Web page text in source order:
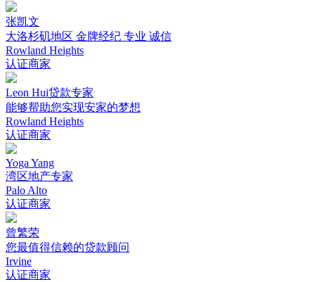
张凯文
大洛杉矶地区 金牌经纪 专业 诚信
Rowland Heights
认证商家
Leon Hui贷款专家
能够帮助您实现安家的梦想
Rowland Heights
认证商家
Yoga Yang
湾区地产专家
Palo Alto
认证商家
曾繁荣
您最值得信赖的贷款顾问
Irvine
认证商家